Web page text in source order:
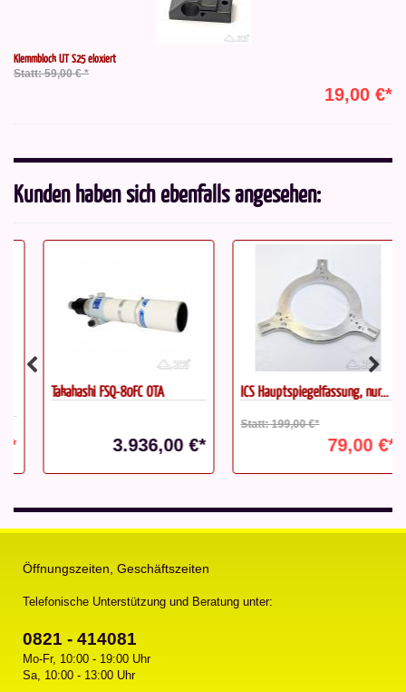
Klemmblock UT S25 eloxiert
Statt: 59,00 € *
19,00 €*
Kunden haben sich ebenfalls angesehen:
Takahashi FSQ-80FC OTA
3.936,00 €*
ICS Hauptspiegelfassung, nur...
Statt: 199,00 €*
79,00 €*
Öffnungszeiten, Geschäftszeiten
Telefonische Unterstützung und Beratung unter:
0821 - 414081
Mo-Fr, 10:00 - 19:00 Uhr
Sa, 10:00 - 13:00 Uhr